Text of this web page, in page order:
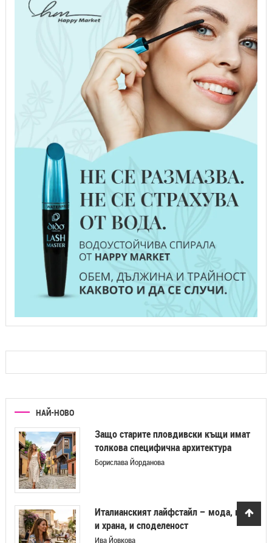
НАЙ-НОВО
Защо старите пловдивски къщи имат
толкова специфична архитектура
Борислава Йорданова
Италианският лайфстайл – мода, вино
и храна, и споделеност
Ива Йовкова